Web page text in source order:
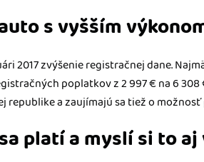
s vyšším
2017 zvýšenie registračnej dane.
poplatkov z 2 997 € na 6
republike a zaujímajú sa tiež o
platí a myslí si to aj